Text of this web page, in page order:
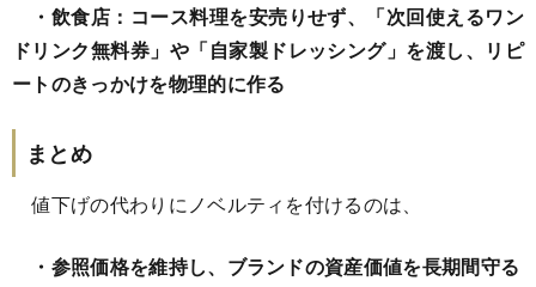
・飲食店：コース料理を安売りせず、「次回使えるワン
ドリンク無料券」や「自家製ドレッシング」を渡し、リピ
ートのきっかけを物理的に作る
まとめ
値下げの代わりにノベルティを付けるのは、
・参照価格を維持し、ブランドの資産価値を長期間守る